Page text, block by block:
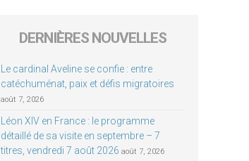
DERNIÈRES NOUVELLES
Le cardinal Aveline se confie : entre
catéchuménat, paix et défis migratoires
août 7, 2026
Léon XIV en France : le programme
détaillé de sa visite en septembre – 7
titres, vendredi 7 août 2026 août 7, 2026